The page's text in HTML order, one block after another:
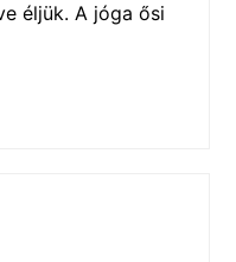
éljük. A jóga ősi